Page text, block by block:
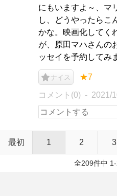
にもいますよ～、マ
し、どうやったらこ
かな。映画化してく
が、原田マハさんの
ッセイを予約してみ
ナイス ★7
コメント(0) 2021/
最初 1 2 3
全209件中